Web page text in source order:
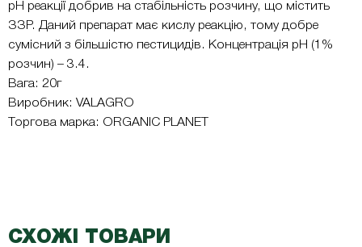
рН реакції добрив на стабільність розчину, що містить
ЗЗР. Даний препарат має кислу реакцію, тому добре
сумісний з більшістю пестицидів. Концентрація pH (1%
розчин) – 3.4.
Вага: 20г
Виробник: VALAGRO
Торгова марка: ORGANIC PLANET
СХОЖІ ТОВАРИ